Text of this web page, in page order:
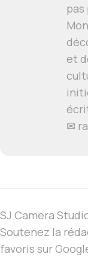
et
✉
SJ Camera
Soutenez la
favoris sur